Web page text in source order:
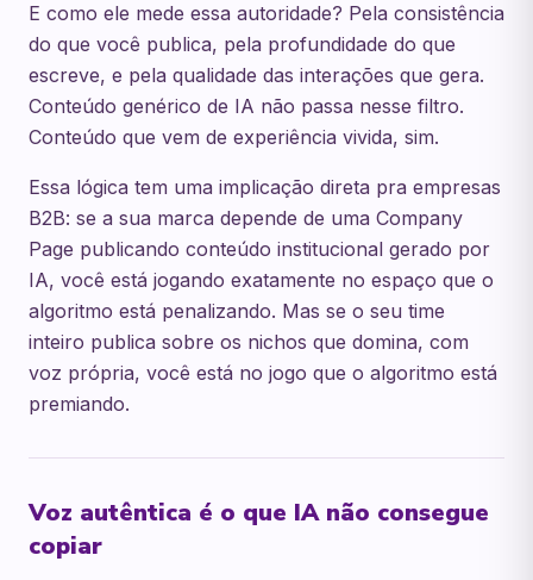
E como ele mede essa autoridade? Pela consistência
do que você publica, pela profundidade do que
escreve, e pela qualidade das interações que gera.
Conteúdo genérico de IA não passa nesse filtro.
Conteúdo que vem de experiência vivida, sim.
Essa lógica tem uma implicação direta pra empresas
B2B: se a sua marca depende de uma Company
Page publicando conteúdo institucional gerado por
IA, você está jogando exatamente no espaço que o
algoritmo está penalizando. Mas se o seu time
inteiro publica sobre os nichos que domina, com
voz própria, você está no jogo que o algoritmo está
premiando.
Voz autêntica é o que IA não consegue
copiar